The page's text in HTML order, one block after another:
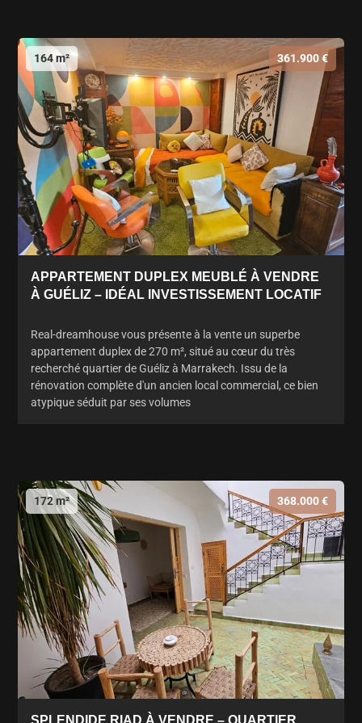
164 m² 361.900 €
APPARTEMENT DUPLEX MEUBLÉ À VENDRE
À GUÉLIZ – IDÉAL INVESTISSEMENT LOCATIF
Real-dreamhouse vous présente à la vente un superbe
appartement duplex de 270 m², situé au cœur du très
recherché quartier de Guéliz à Marrakech. Issu de la
rénovation complète d'un ancien local commercial, ce bien
atypique séduit par ses volumes
172 m² 368.000 €
SPLENDIDE RIAD À VENDRE – QUARTIER